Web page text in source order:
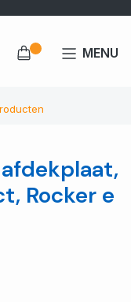
MENU
Rocker e